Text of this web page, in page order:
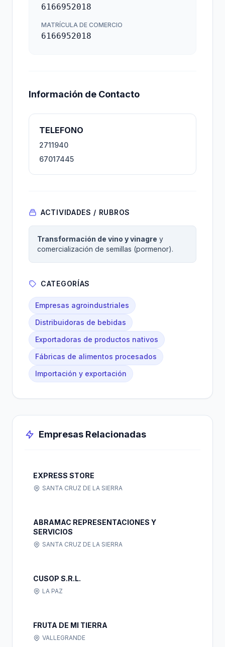
6166952018
MATRÍCULA DE COMERCIO
6166952018
Información de Contacto
TELEFONO
2711940
67017445
ACTIVIDADES / RUBROS
Transformación de vino y vinagre y
comercialización de semillas (pormenor).
CATEGORÍAS
Empresas agroindustriales
Distribuidoras de bebidas
Exportadoras de productos nativos
Fábricas de alimentos procesados
Importación y exportación
Empresas Relacionadas
EXPRESS STORE
SANTA CRUZ DE LA SIERRA
ABRAMAC REPRESENTACIONES Y
SERVICIOS
SANTA CRUZ DE LA SIERRA
CUSOP S.R.L.
LA PAZ
FRUTA DE MI TIERRA
VALLEGRANDE